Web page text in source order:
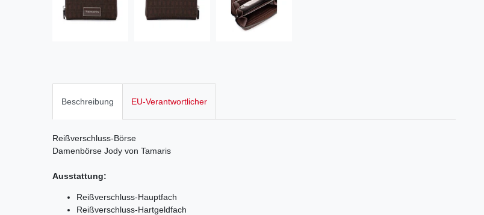
Beschreibung EU-Verantwortlicher
Reißverschluss-Börse
Damenbörse Jody von Tamaris
Ausstattung:
Reißverschluss-Hauptfach
Reißverschluss-Hartgeldfach